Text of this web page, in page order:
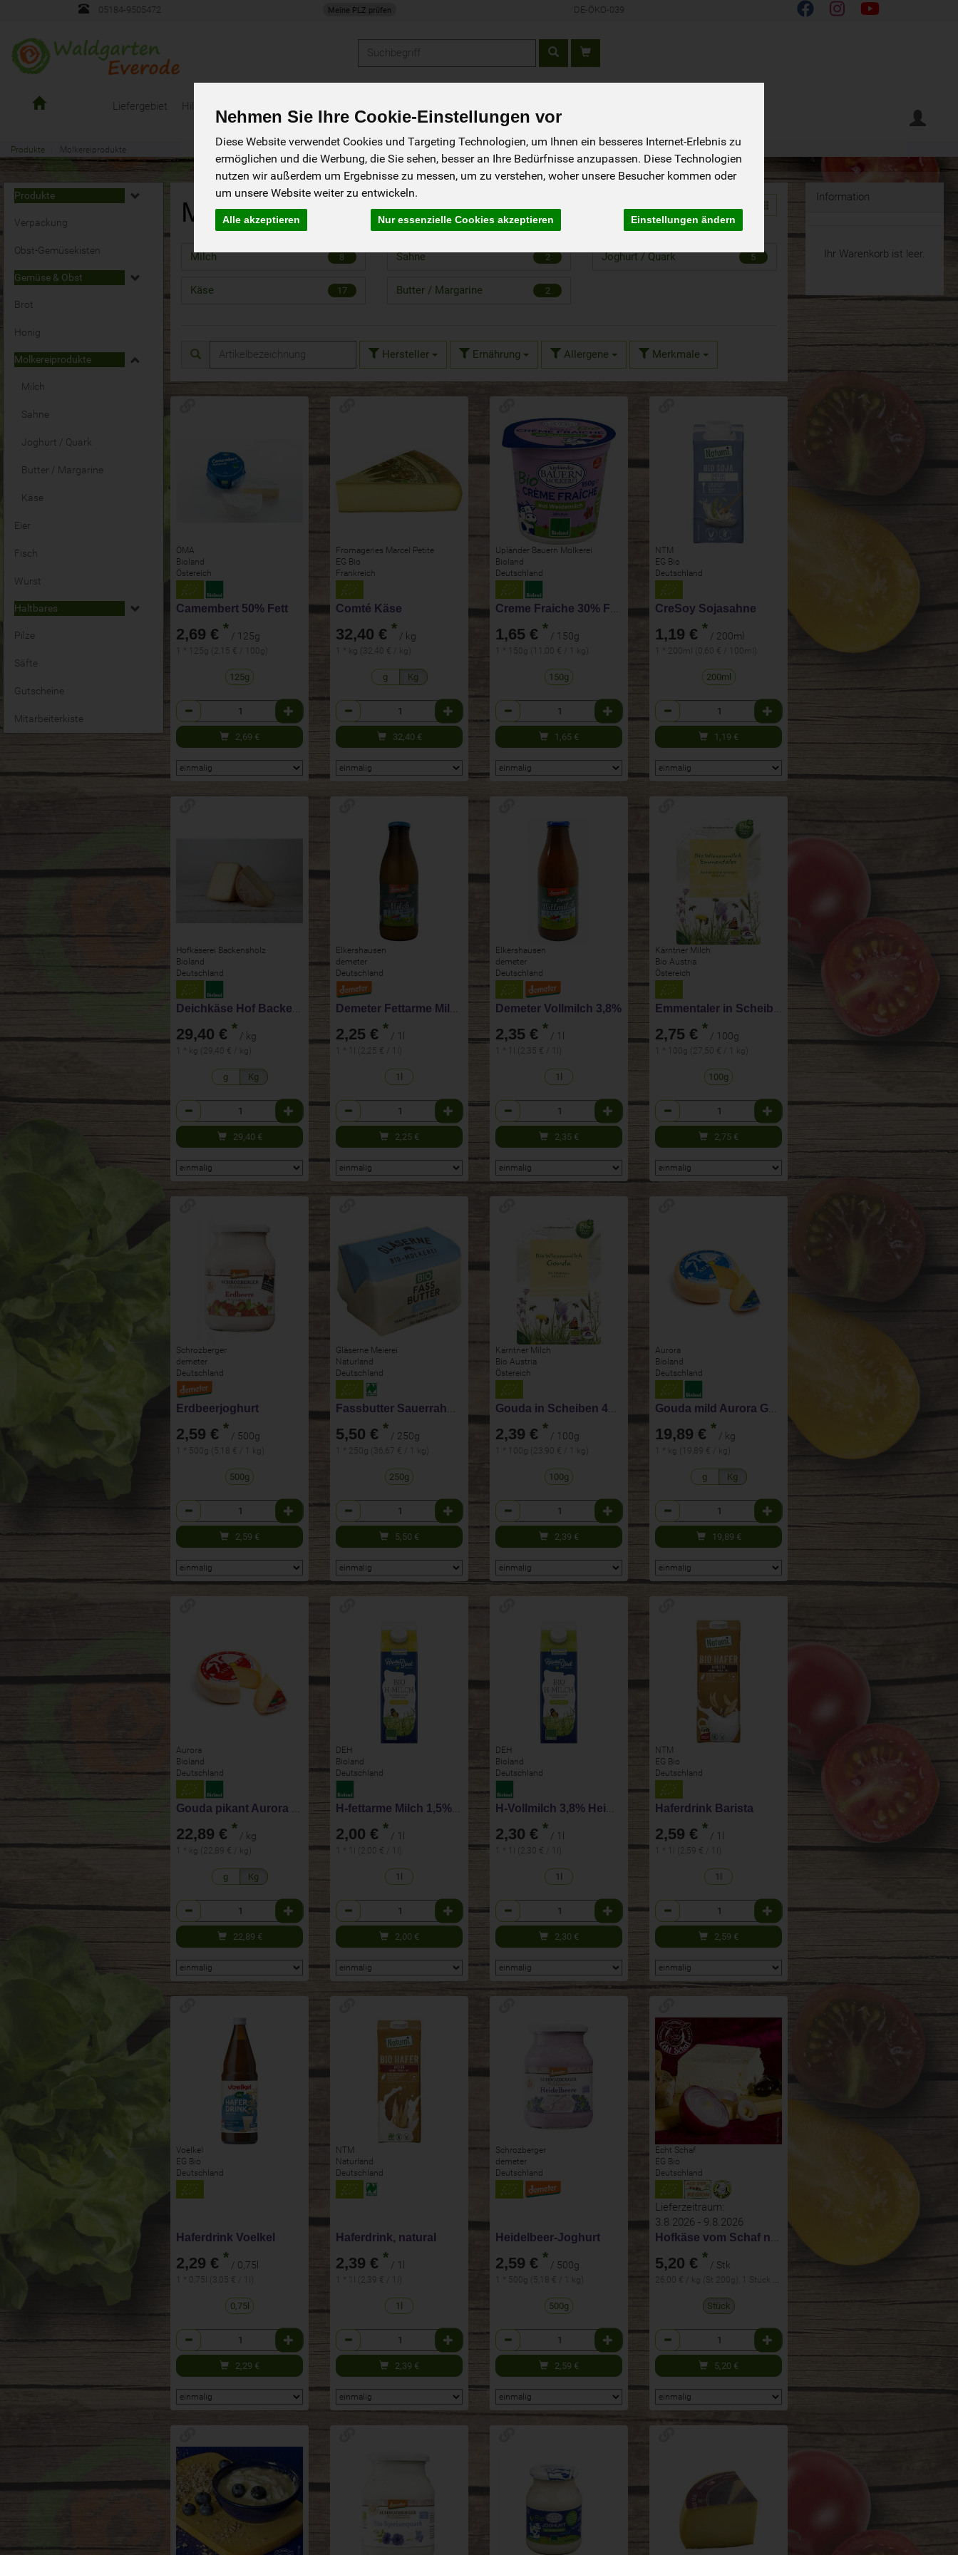
Nehmen Sie Ihre Cookie-Einstellungen vor
Diese Website verwendet Cookies und Targeting Technologien, um Ihnen ein besseres Internet-Erlebnis zu
ermöglichen und die Werbung, die Sie sehen, besser an Ihre Bedürfnisse anzupassen. Diese Technologien
nutzen wir außerdem um Ergebnisse zu messen, um zu verstehen, woher unsere Besucher kommen oder
um unsere Website weiter zu entwickeln.
Alle akzeptieren Nur essenzielle Cookies akzeptieren Einstellungen ändern
05184-9505472 Meine PLZ prüfen DE-ÖKO-039
GemüsekisteLiefergebiet Hilfen/Fragen
Produkte Molkereiprodukte
Produkte
Verpackung
Obst-Gemüsekisten
Gemüse & Obst
Brot
Honig
Molkereiprodukte
Milch
Sahne
Joghurt / Quark
Butter / Margarine
Käse
Eier
Fisch
Wurst
Haltbares
Pilze
Säfte
Gutscheine
Mitarbeiterkiste
Molkereiprodukte 35 von 283
8
Milch 2
Sahne 5
Joghurt / Quark
17
Käse 2
Butter / Margarine
Hersteller Ernährung Allergene Merkmale
ÖMA
Bioland
Östereich
Camembert 50% Fett
2,69 € * / 125g
1 * 125g (2,15 € / 100g)
125g
Anzahl
2,69 €
Fromageries Marcel Petite
EG Bio
Frankreich
Comté Käse
32,40 € * / kg
1 * kg (32,40 € / kg)
g Kg
Anzahl
32,40 €
Upländer Bauern Molkerei
Bioland
Deutschland
1,65 € * / 150g
1 * 150g (11,00 € / 1 kg)
150g
Anzahl
1,65 €
NTM
EG Bio
Deutschland
CreSoy Sojasahne
1,19 € * / 200ml
1 * 200ml (0,60 € / 100ml)
200ml
Anzahl
1,19 €
Hofkäserei Backensholz
Bioland
Deutschland
29,40 € * / kg
1 * kg (29,40 € / kg)
g Kg
Anzahl
29,40 €
Elkershausen
demeter
Deutschland
2,25 € * / 1l
1 * 1l (2,25 € / 1l)
1l
Anzahl
2,25 €
Elkershausen
demeter
Deutschland
Demeter Vollmilch 3,8%
2,35 € * / 1l
1 * 1l (2,35 € / 1l)
1l
Anzahl
2,35 €
Kärntner Milch
Bio Austria
Östereich
2,75 € * / 100g
1 * 100g (27,50 € / 1 kg)
100g
Anzahl
2,75 €
Schrozberger
demeter
Deutschland
Erdbeerjoghurt
2,59 € * / 500g
1 * 500g (5,18 € / 1 kg)
500g
Anzahl
2,59 €
Gläserne Meierei
Naturland
Deutschland
5,50 € * / 250g
1 * 250g (36,67 € / 1 kg)
250g
Anzahl
5,50 €
Kärntner Milch
Bio Austria
Östereich
2,39 € * / 100g
1 * 100g (23,90 € / 1 kg)
100g
Anzahl
2,39 €
Aurora
Bioland
Deutschland
19,89 € * / kg
1 * kg (19,89 € / kg)
g Kg
Anzahl
19,89 €
Aurora
Bioland
Deutschland
22,89 € * / kg
1 * kg (22,89 € / kg)
g Kg
Anzahl
22,89 €
DEH
Bioland
Deutschland
2,00 € * / 1l
1 * 1l (2,00 € / 1l)
1l
Anzahl
2,00 €
DEH
Bioland
Deutschland
2,30 € * / 1l
1 * 1l (2,30 € / 1l)
1l
Anzahl
2,30 €
NTM
EG Bio
Deutschland
Haferdrink Barista
2,59 € * / 1l
1 * 1l (2,59 € / 1l)
1l
Anzahl
2,59 €
Voelkel
EG Bio
Deutschland
Haferdrink Voelkel
2,29 € * / 0,75l
1 * 0,75l (3,05 € / 1l)
0,75l
Anzahl
2,29 €
NTM
Naturland
Deutschland
Haferdrink, natural
2,39 € * / 1l
1 * 1l (2,39 € / 1l)
1l
Anzahl
2,39 €
Schrozberger
demeter
Deutschland
Heidelbeer-Joghurt
2,59 € * / 500g
1 * 500g (5,18 € / 1 kg)
500g
Anzahl
2,59 €
Echt Schaf
EG Bio
Deutschland
Lieferzeitraum:
3.8.2026 - 9.8.2026
5,20 € * / Stk
Stück
Anzahl
5,20 €
Information
Ihr Warenkorb ist leer.